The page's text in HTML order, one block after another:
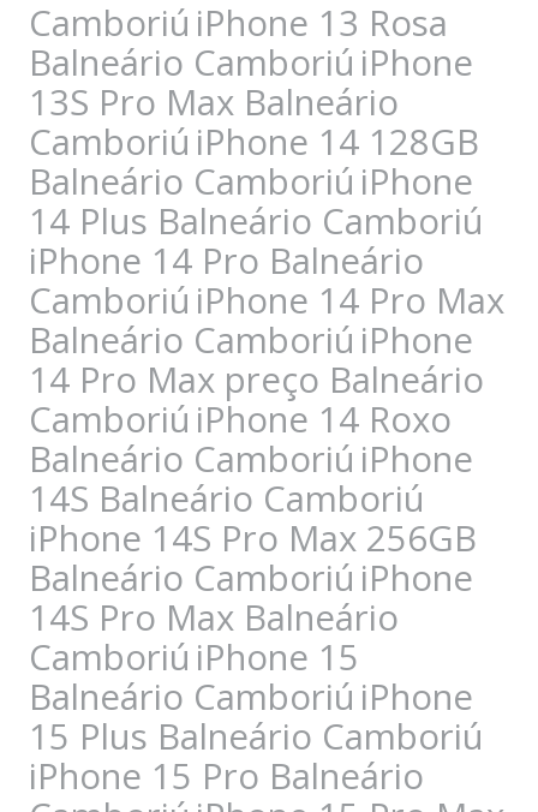
Camboriú iPhone 13 Rosa
Balneário Camboriú iPhone
13S Pro Max Balneário
Camboriú iPhone 14 128GB
Balneário Camboriú iPhone
14 Plus Balneário Camboriú
iPhone 14 Pro Balneário
Camboriú iPhone 14 Pro Max
Balneário Camboriú iPhone
14 Pro Max preço Balneário
Camboriú iPhone 14 Roxo
Balneário Camboriú iPhone
14S Balneário Camboriú
iPhone 14S Pro Max 256GB
Balneário Camboriú iPhone
14S Pro Max Balneário
Camboriú iPhone 15
Balneário Camboriú iPhone
15 Plus Balneário Camboriú
iPhone 15 Pro Balneário